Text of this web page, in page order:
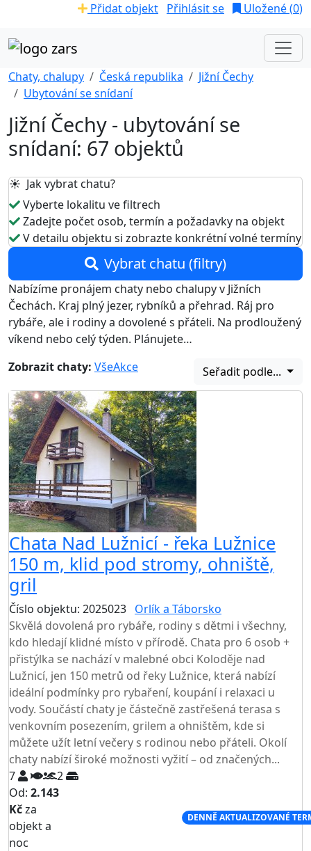
Přidat objekt Přihlásit se Uložené (0)
Chaty, chalupy Česká republika
Jižní Čechy
Ubytování se snídaní
Jižní Čechy - ubytování se
snídaní: 67 objektů
☀️ Jak vybrat chatu?
Vyberte lokalitu ve filtrech
Zadejte počet osob, termín a požadavky na objekt
V detailu objektu si zobrazte konkrétní volné termíny
Vybrat chatu (filtry)
Nabízíme pronájem chaty nebo chalupy v Jižních
Čechách. Kraj plný jezer, rybníků a přehrad. Ráj pro
rybáře, ale i rodiny a dovolené s přáteli. Na prodloužený
víkend nebo celý týden. Plánujete…
Zobrazit chaty: VšeAkce Seřadit podle...
Chata Nad Lužnicí - řeka Lužnice
150 m, klid pod stromy, ohniště,
gril
Číslo objektu: 2025023 Orlík a Táborsko
Skvělá dovolená pro rybáře, rodiny s dětmi i všechny,
kdo hledají klidné místo v přírodě. Chata pro 6 osob +
přistýlka se nachází v malebné obci Koloděje nad
Lužnicí, jen 150 metrů od řeky Lužnice, která nabízí
ideální podmínky pro rybaření, koupání i relaxaci u
vody. Součástí chaty je částečně zastřešená terasa s
venkovním posezením, grilem a ohništěm, kde si
můžete užít letní večery s rodinou nebo přáteli. Okolí
chaty nabízí široké možnosti vyžití – od značených...
7
2
Od: 2.143
Kčza
objekt a
noc
DENNĚ AKTUALIZOVANÉ